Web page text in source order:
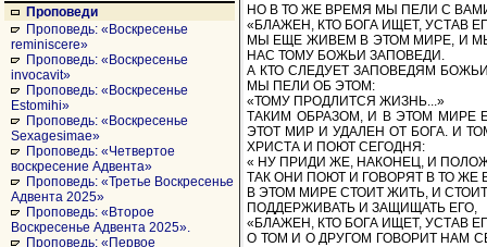
Проповеди
Проповедь: «Воскресенье
reminiscere»
Проповедь: «Воскресенье
invocavit»
Проповедь: «Воскресенье
Estomihi»
Проповедь: «Воскресенье
Sexagesimae»
Проповедь: «Четвертое
воскресение Адвента»
Проповедь: «Третье Воскресенье
Адвента 2025»
Проповедь: «Второе
Воскресенье Адвента 2025».
Проповедь: «Первое
НО В ТО ЖЕ ВРЕМЯ МЫ ПЕЛИ С
«БЛАЖЕН, КТО БОГА ИЩЕТ, УСТАВ
МЫ ЕЩЕ ЖИВЕМ В ЭТОМ МИРЕ, И
НАС ТОМУ БОЖЬИ ЗАПОВЕДИ.
А КТО СЛЕДУЕТ ЗАПОВЕДЯМ
МЫ ПЕЛИ ОБ ЭТОМ:
«ТОМУ ПРОДЛИТСЯ ЖИЗНЬ...»
ТАКИМ ОБРАЗОМ, И В ЭТОМ МИРЕ
ЭТОТ МИР И УДАЛЕН ОТ БОГА. И
ХРИСТА И ПОЮТ СЕГОДНЯ:
« НУ ПРИДИ ЖЕ, НАКОНЕЦ, И
ТАК ОНИ ПОЮТ И ГОВОРЯТ В ТО ЖЕ
В ЭТОМ МИРЕ СТОИТ ЖИТЬ, И
ПОДДЕРЖИВАТЬ И ЗАЩИЩАТЬ ЕГО,
«БЛАЖЕН, КТО БОГА ИЩЕТ, УСТАВ
О ТОМ И О ДРУГОМ ГОВОРИТ НАМ